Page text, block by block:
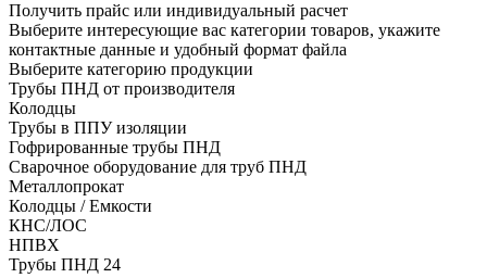
Получить прайс или индивидуальный расчет
Выберите интересующие вас категории товаров, укажите
контактные данные и удобный формат файла
Выберите категорию продукции
Трубы ПНД от производителя
Колодцы
Трубы в ППУ изоляции
Гофрированные трубы ПНД
Сварочное оборудование для труб ПНД
Металлопрокат
Колодцы / Емкости
КНС/ЛОС
НПВХ
Трубы ПНД 24